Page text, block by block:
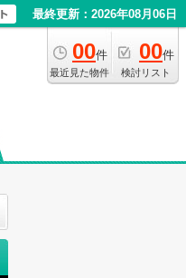
最終更新：2026年08月06日
00件
最近見た物件
00件
検討リスト